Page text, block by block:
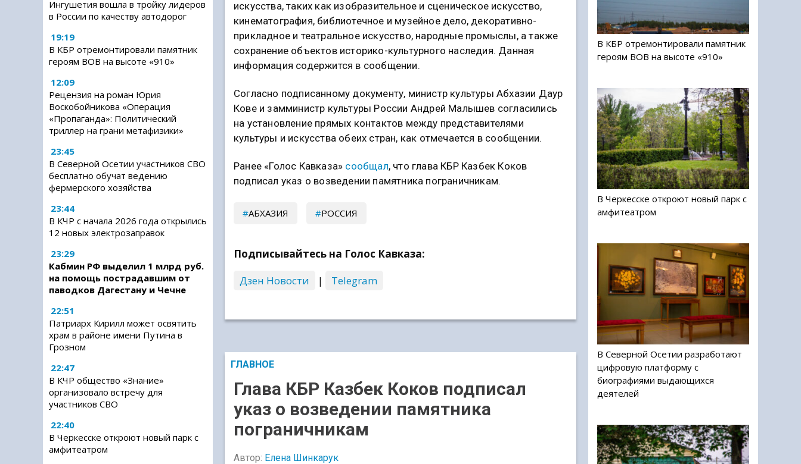
Ингушетия вошла в тройку лидеров
в России по качеству автодорог
19:19
В КБР отремонтировали памятник
героям ВОВ на высоте «910»
12:09
Рецензия на роман Юрия
Воскобойникова «Операция
«Пропаганда»: Политический
триллер на грани метафизики»
23:45
В Северной Осетии участников СВО
бесплатно обучат ведению
фермерского хозяйства
23:44
В КЧР с начала 2026 года открылись
12 новых электрозаправок
23:29
Кабмин РФ выделил 1 млрд руб.
на помощь пострадавшим от
паводков Дагестану и Чечне
22:51
Патриарх Кирилл может освятить
храм в районе имени Путина в
Грозном
22:47
В КЧР общество «Знание»
организовало встречу для
участников СВО
22:40
В Черкесске откроют новый парк с
амфитеатром
искусства, таких как изобразительное и сценическое искусство,
кинематография, библиотечное и музейное дело, декоративно-
прикладное и театральное искусство, народные промыслы, а также
сохранение объектов историко-культурного наследия. Данная
информация содержится в сообщении.
Согласно подписанному документу, министр культуры Абхазии Даур
Кове и замминистр культуры России Андрей Малышев согласились
на установление прямых контактов между представителями
культуры и искусства обеих стран, как отмечается в сообщении.
Ранее «Голос Кавказа» сообщал, что глава КБР Казбек Коков
подписал указ о возведении памятника пограничникам.
АБХАЗИЯ РОССИЯ
Подписывайтесь на Голос Кавказа:
Дзен Новости
| Telegram
ГЛАВНОЕ
Глава КБР Казбек Коков подписал
указ о возведении памятника
пограничникам
Автор: Елена Шинкарук
В КБР отремонтировали памятник
героям ВОВ на высоте «910»
В Черкесске откроют новый парк с
амфитеатром
В Северной Осетии разработают
цифровую платформу с
биографиями выдающихся
деятелей